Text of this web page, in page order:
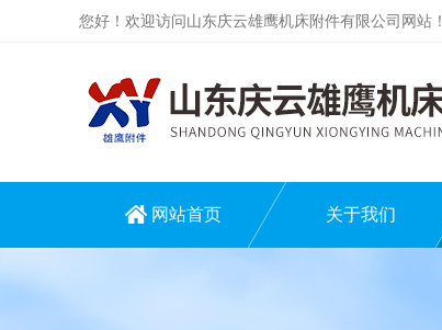
您好！欢迎访问山东庆云雄鹰机床附件有限公司网站！
网站首页 关于我们